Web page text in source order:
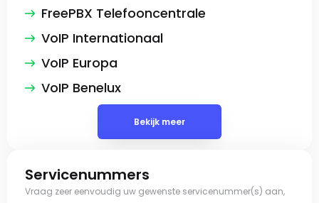
FreePBX Telefooncentrale
VoIP Internationaal
VoIP Europa
VoIP Benelux
Bekijk meer
Servicenummers
Vraag zeer eenvoudig uw gewenste servicenummer(s) aan,